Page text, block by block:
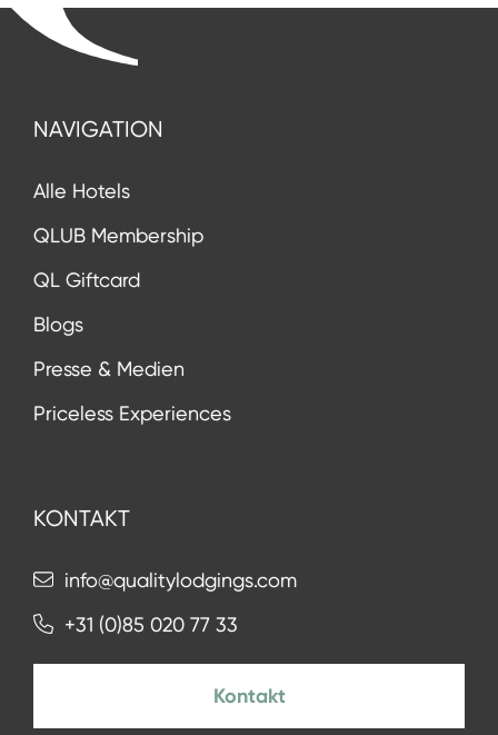
NAVIGATION
Alle Hotels
QLUB Membership
QL Giftcard
Blogs
Presse & Medien
Priceless Experiences
KONTAKT
info@qualitylodgings.com
+31 (0)85 020 77 33
Kontakt